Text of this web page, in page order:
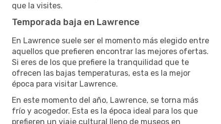
que la visites.
Temporada baja en Lawrence
En Lawrence suele ser el momento más elegido entre
aquellos que prefieren encontrar las mejores ofertas.
Si eres de los que prefiere la tranquilidad que te
ofrecen las bajas temperaturas, esta es la mejor
época para visitar Lawrence.
En este momento del año, Lawrence, se torna más
frío y acogedor. Esta es la época ideal para los que
prefieren un viaje cultural lleno de museos en